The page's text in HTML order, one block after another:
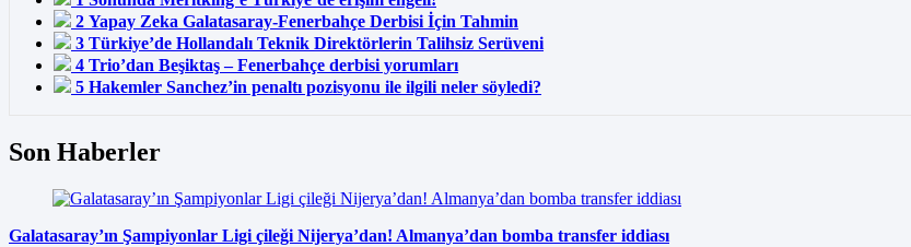
2 Yapay Zeka Galatasaray-Fenerbahçe Derbisi İçin Tahmin
3 Türkiye’de Hollandalı Teknik Direktörlerin Talihsiz Serüveni
4 Trio’dan Beşiktaş – Fenerbahçe derbisi yorumları
5 Hakemler Sanchez’in penaltı pozisyonu ile ilgili neler söyledi?
Son Haberler
Galatasaray’ın Şampiyonlar Ligi çileği Nijerya’dan! Almanya’dan bomba transfer iddiası